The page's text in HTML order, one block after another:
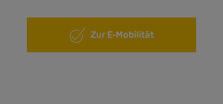
Zur E-Mobilität